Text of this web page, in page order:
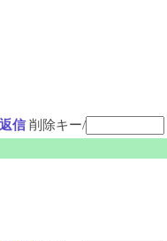
信 削除キー/